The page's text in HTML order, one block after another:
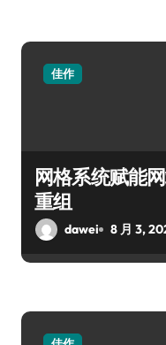
佳作
网格系统赋能
重组
dawei 8 月 3,